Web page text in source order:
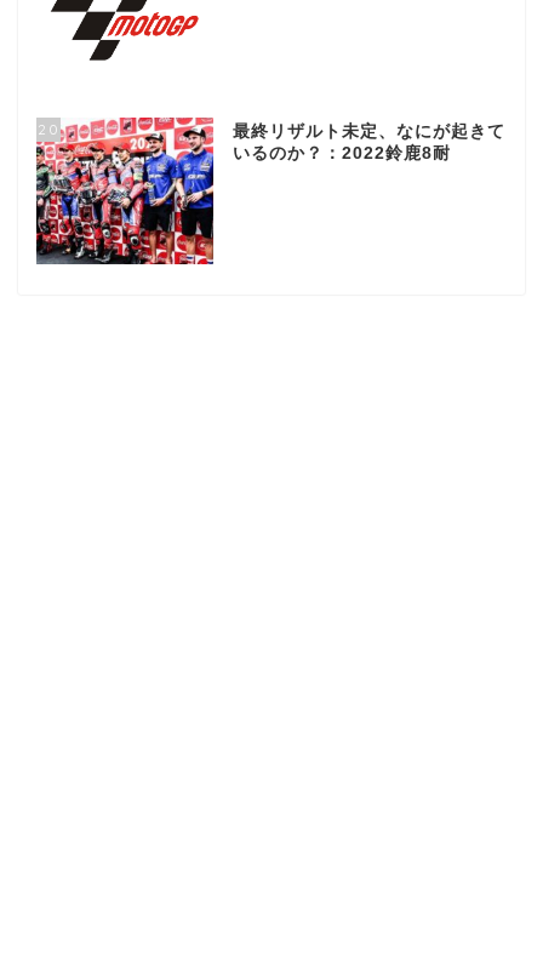
20
最終リザルト未定、なにが起きて
いるのか？：2022鈴鹿8耐